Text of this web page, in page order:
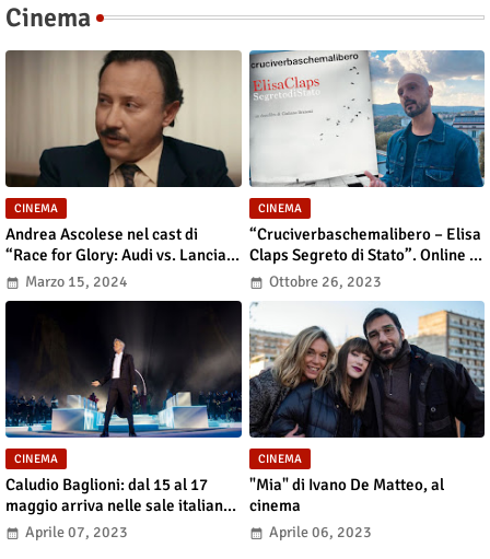
Cinema
CINEMA
Andrea Ascolese nel cast di
“Race for Glory: Audi vs. Lancia”
al cinema dal 14 marzo
Marzo 15, 2024
CINEMA
“Cruciverbaschemalibero – Elisa
Claps Segreto di Stato”. Online il
docu-film
Ottobre 26, 2023
CINEMA
Caludio Baglioni: dal 15 al 17
maggio arriva nelle sale italiane
"TUTTI SU! Buon compleanno
Claudio"
Aprile 07, 2023
CINEMA
"Mia" di Ivano De Matteo, al
cinema
Aprile 06, 2023